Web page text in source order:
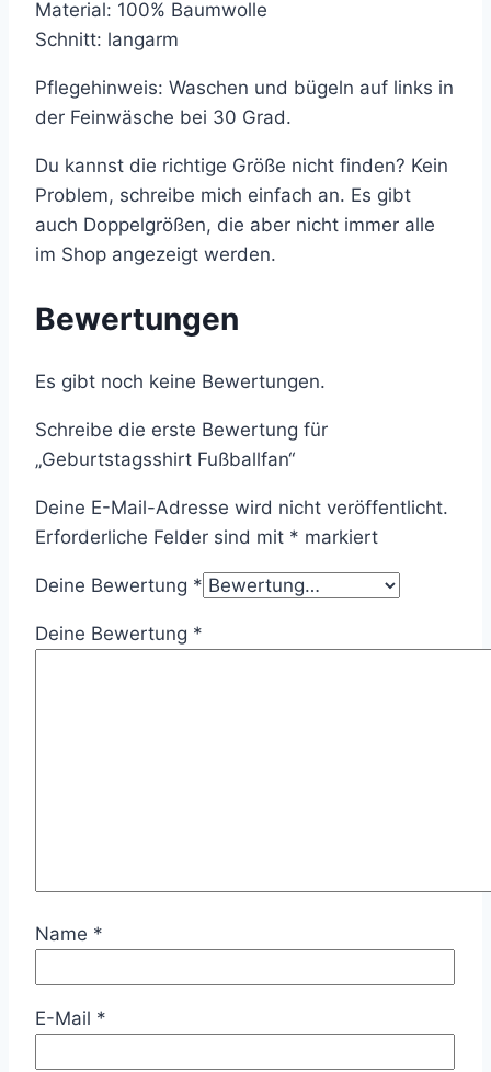
Material: 100% Baumwolle
Schnitt: langarm
Pflegehinweis: Waschen und bügeln auf links in
der Feinwäsche bei 30 Grad.
Du kannst die richtige Größe nicht finden? Kein
Problem, schreibe mich einfach an. Es gibt
auch Doppelgrößen, die aber nicht immer alle
im Shop angezeigt werden.
Bewertungen
Es gibt noch keine Bewertungen.
Schreibe die erste Bewertung für
„Geburtstagsshirt Fußballfan“
Deine E-Mail-Adresse wird nicht veröffentlicht.
Erforderliche Felder sind mit * markiert
Deine Bewertung *
Deine Bewertung *
Name *
E-Mail *